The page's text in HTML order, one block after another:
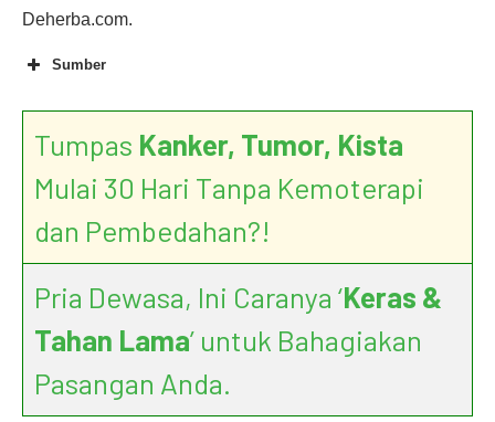
Deherba.com.
Sumber
Throat cancer
Tumpas Kanker, Tumor, Kista
Mulai 30 Hari Tanpa Kemoterapi
dan Pembedahan?!
Pria Dewasa, Ini Caranya ‘Keras &
Tahan Lama’ untuk Bahagiakan
Pasangan Anda.